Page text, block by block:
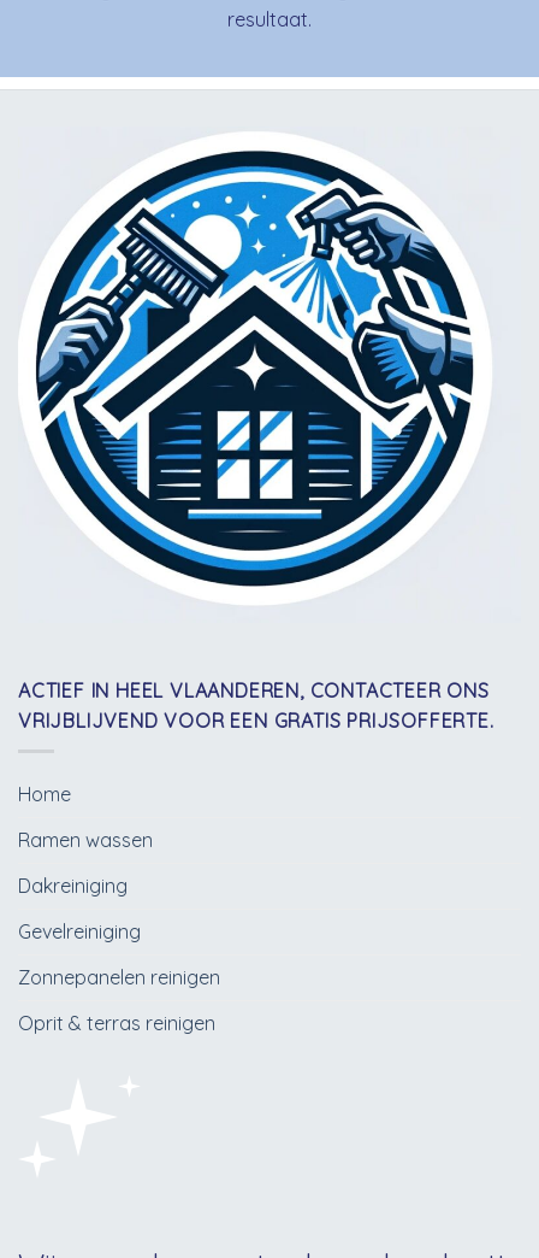
resultaat.
ACTIEF IN HEEL VLAANDEREN, CONTACTEER ONS
VRIJBLIJVEND VOOR EEN GRATIS PRIJSOFFERTE.
Home
Ramen wassen
Dakreiniging
Gevelreiniging
Zonnepanelen reinigen
Oprit & terras reinigen